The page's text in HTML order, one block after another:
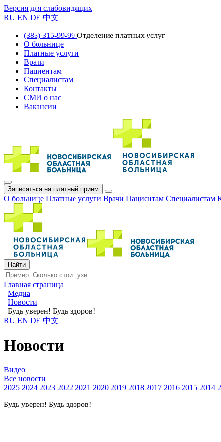
Версия для слабовидящих
RU EN DE 中文
(383) 315-99-99 Отделение платных услуг
О больнице
Платные услуги
Врачи
Пациентам
Специалистам
Контакты
СМИ о нас
Вакансии
Записаться на платный прием
О больнице Платные услуги Врачи Пациентам Специалистам
Главная страница
| Медиа
| Новости
| Будь уверен! Будь здоров!
RU EN DE 中文
Новости
Видео
Все новости
2025 2024 2023 2022 2021 2020 2019 2018 2017 2016 2015 2014
Будь уверен! Будь здоров!